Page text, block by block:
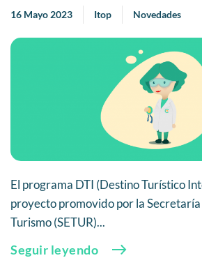
16 Mayo 2023 Itop Novedades
El programa DTI (Destino Turístico
proyecto promovido por la
Turismo (SETUR)...
Seguir leyendo